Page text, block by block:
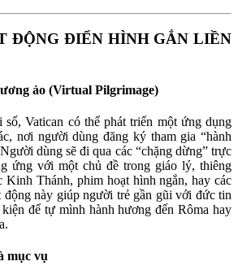
ĐỘNG ĐIỂN HÌNH GẮN LIỀN
ảo (Virtual Pilgrimage)
Vatican có thể phát triển một ứng dụng
nơi người dùng đăng ký tham gia “hành
dùng sẽ đi qua các “chặng dừng” trực
ứng với một chủ đề trong giáo lý, thiêng
Kinh Thánh, phim hoạt hình ngắn, hay các
động này giúp người trẻ gần gũi với đức tin
để tự mình hành hương đến Rôma hay
mục vụ